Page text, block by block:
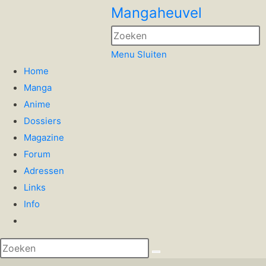
Mangaheuvel
Menu Sluiten
Home
Manga
Anime
Dossiers
Magazine
Forum
Adressen
Links
Info
zoeken
aan-/uitzetten
Zoek